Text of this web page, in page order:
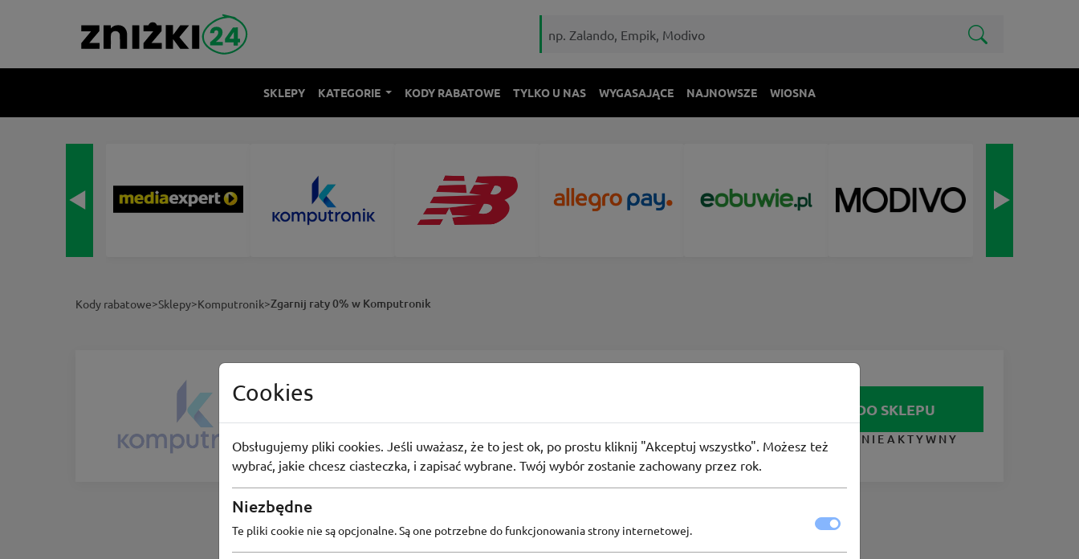
SKLEPY KATEGORIE KODY RABATOWE TYLKO U NAS WYGASAJĄCE NAJNOWSZE WIOSNA
Kody rabatowe>Sklepy>Komputronik>Zgarnij raty 0% w Komputronik
Komputronik
Zgarnij raty 0% w Komputronik
57osób użyło PROMO
IDŹ DO SKLEPU
KUPON NIEAKTYWNY
Zobacz inne
Cookies
Obsługujemy pliki cookies. Jeśli uważasz, że to jest ok, po prostu kliknij "Akceptuj wszystko". Możesz też
wybrać, jakie chcesz ciasteczka, i zapisać wybrane. Twój wybór zostanie zachowany przez rok.
Niezbędne
Te pliki cookie nie są opcjonalne. Są one potrzebne do funkcjonowania strony internetowej.